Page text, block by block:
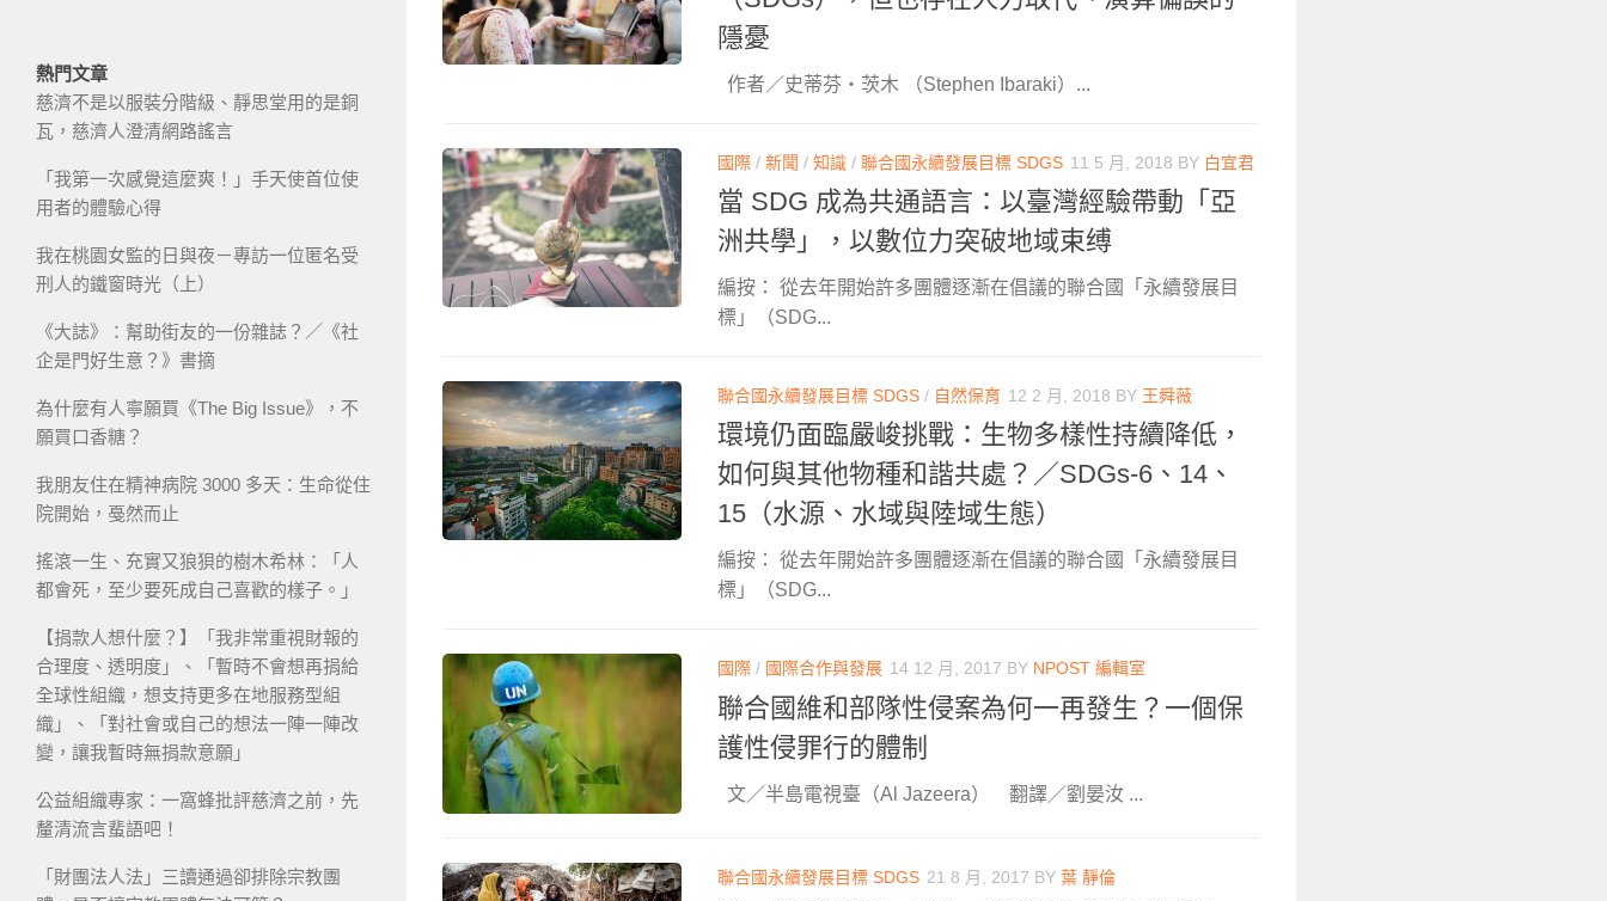
隱憂
作者／史蒂芬‧茨木 （Stephen Ibaraki）...
國際 / 新聞 / 知識 / 聯合國永續發展目標 SDGS 11 5 月, 2018 BY 白宜君
當 SDG 成為共通語言：以臺灣經驗帶動「亞
洲共學」，以數位力突破地域束缚
編按： 從去年開始許多團體逐漸在倡議的聯合國「永續發展目
標」（SDG...
聯合國永續發展目標 SDGS / 自然保育 12 2 月, 2018 BY 王舜薇
環境仍面臨嚴峻挑戰：生物多樣性持續降低，
如何與其他物種和諧共處？／SDGs-6、14、
15（水源、水域與陸域生態）
編按： 從去年開始許多團體逐漸在倡議的聯合國「永續發展目
標」（SDG...
國際 / 國際合作與發展 14 12 月, 2017 BY NPOST 編輯室
聯合國維和部隊性侵案為何一再發生？一個保
護性侵罪行的體制
文／半島電視臺（Al Jazeera） 翻譯／劉晏汝 ...
聯合國永續發展目標 SDGS 21 8 月, 2017 BY 葉 靜倫
熱門文章
慈濟不是以服裝分階級、靜思堂用的是銅
瓦，慈濟人澄清網路謠言
「我第一次感覺這麼爽！」手天使首位使
用者的體驗心得
我在桃園女監的日與夜－專訪一位匿名受
刑人的鐵窗時光（上）
《大誌》：幫助街友的一份雜誌？／《社
企是門好生意？》書摘
為什麼有人寧願買《The Big Issue》，不
願買口香糖？
我朋友住在精神病院 3000 多天：生命從住
院開始，戞然而止
搖滾一生、充實又狼狽的樹木希林：「人
都會死，至少要死成自己喜歡的樣子。」
【捐款人想什麼？】「我非常重視財報的
合理度、透明度」、「暫時不會想再捐給
全球性組織，想支持更多在地服務型組
織」、「對社會或自己的想法一陣一陣改
變，讓我暫時無捐款意願」
公益組織專家：一窩蜂批評慈濟之前，先
釐清流言蜚語吧！
「財團法人法」三讀通過卻排除宗教團